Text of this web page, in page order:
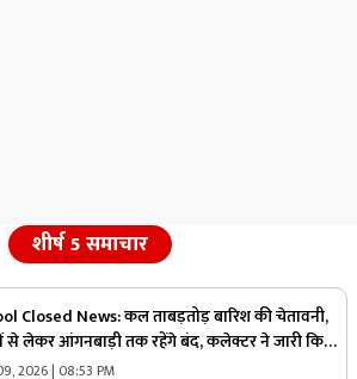
शीर्ष 5 समाचार
Closed News: कल ताबड़तोड़ बारिश की चेतावनी,
से लेकर आंगनबाड़ी तक रहेंगे बंद, कलेक्टर ने जारी किया
2026 | 08:53 PM